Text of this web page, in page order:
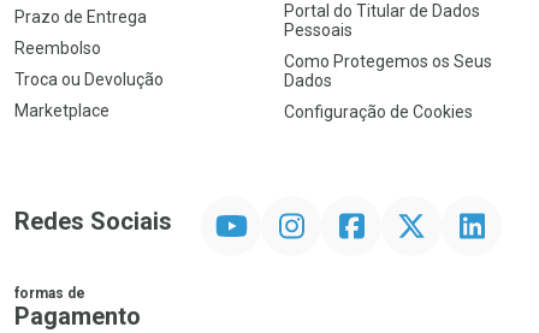
Prazo de Entrega
Reembolso
Troca ou Devolução
Marketplace
Portal do Titular de Dados
Pessoais
Como Protegemos os Seus
Dados
Configuração de Cookies
Redes Sociais InstagramFacebookTwitter Linkedin
formas de
Pagamento